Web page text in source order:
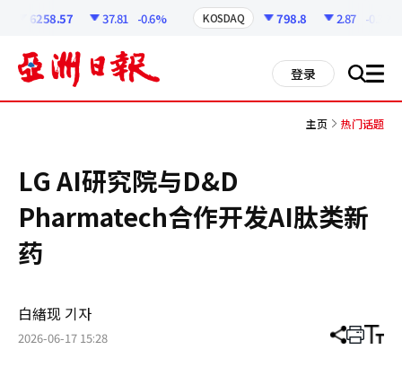
6258.57 37.81 -0.6% KOSDAQ 798.8 2.87 -0.36%
登录 搜 all
主页 热门话题
LG AI研究院与D&D
Pharmatech合作开发AI肽类新
药
白緖现 기자
2026-06-17 15:28 分 打 调